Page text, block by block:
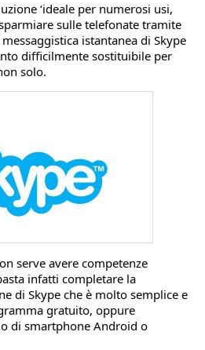
‘ideale per numerosi usi,
sulle telefonate tramite
istantanea di Skype
difficilmente sostituibile per
solo.
serve avere competenze
infatti completare la
di Skype che è molto semplice e
gratuito, oppure
di smartphone Android o